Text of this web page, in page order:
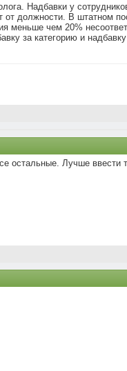
Надбавки у
от должности. В штатном
меньше чем 20%
за категорию и
остальные. Лучше ввести